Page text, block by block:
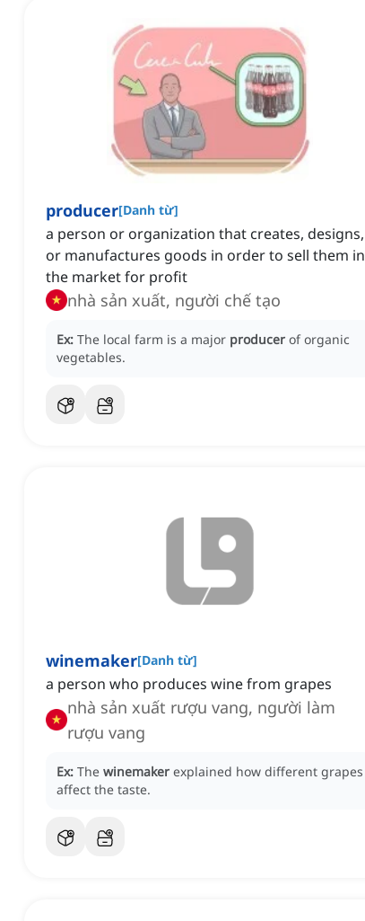
producer[Danh từ]
a person or organization that creates, designs,
or manufactures goods in order to sell them in
the market for profit
nhà sản xuất, người chế tạo
Ex: The local farm is a major producer of organic
vegetables.
winemaker[Danh từ]
a person who produces wine from grapes
nhà sản xuất rượu vang, người làm
rượu vang
Ex: The winemaker explained how different grapes
affect the taste.